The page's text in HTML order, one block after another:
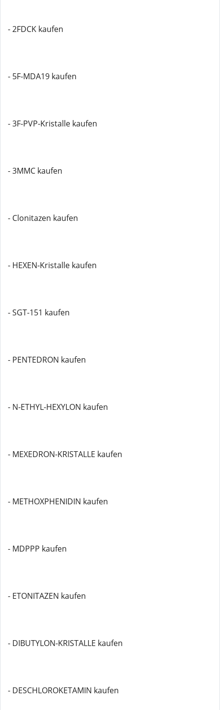
- 2FDCK kaufen
- 5F-MDA19 kaufen
- 3F-PVP-Kristalle kaufen
- 3MMC kaufen
- Clonitazen kaufen
- HEXEN-Kristalle kaufen
- SGT-151 kaufen
- PENTEDRON kaufen
- N-ETHYL-HEXYLON kaufen
- MEXEDRON-KRISTALLE kaufen
- METHOXPHENIDIN kaufen
- MDPPP kaufen
- ETONITAZEN kaufen
- DIBUTYLON-KRISTALLE kaufen
- DESCHLOROKETAMIN kaufen